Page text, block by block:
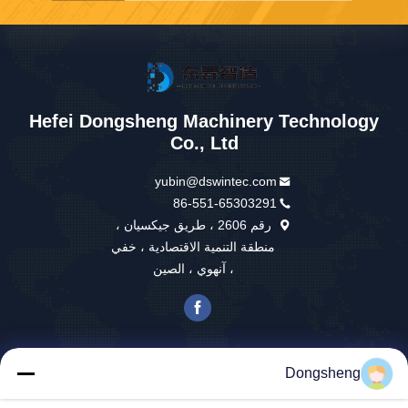
Hefei Dongsheng Machinery Technology
Co., Ltd
yubin@dswintec.com
86-551-65303291
رقم 2606 ، طريق جيكسيان ،
منطقة التنمية الاقتصادية ، خفي
، آنهوي ، الصين
Dongsheng Machinery Technology Co., Ltd . كل الحقوق محفوظة.
Dongsheng